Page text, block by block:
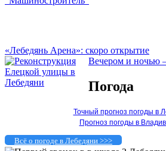
«Лебедянь Арена»: скоро открытие
Вечером и ночью
Погода
Точный прогноз погоды в
Прогноз погоды в
Всё о погоде в Лебедяни >>>